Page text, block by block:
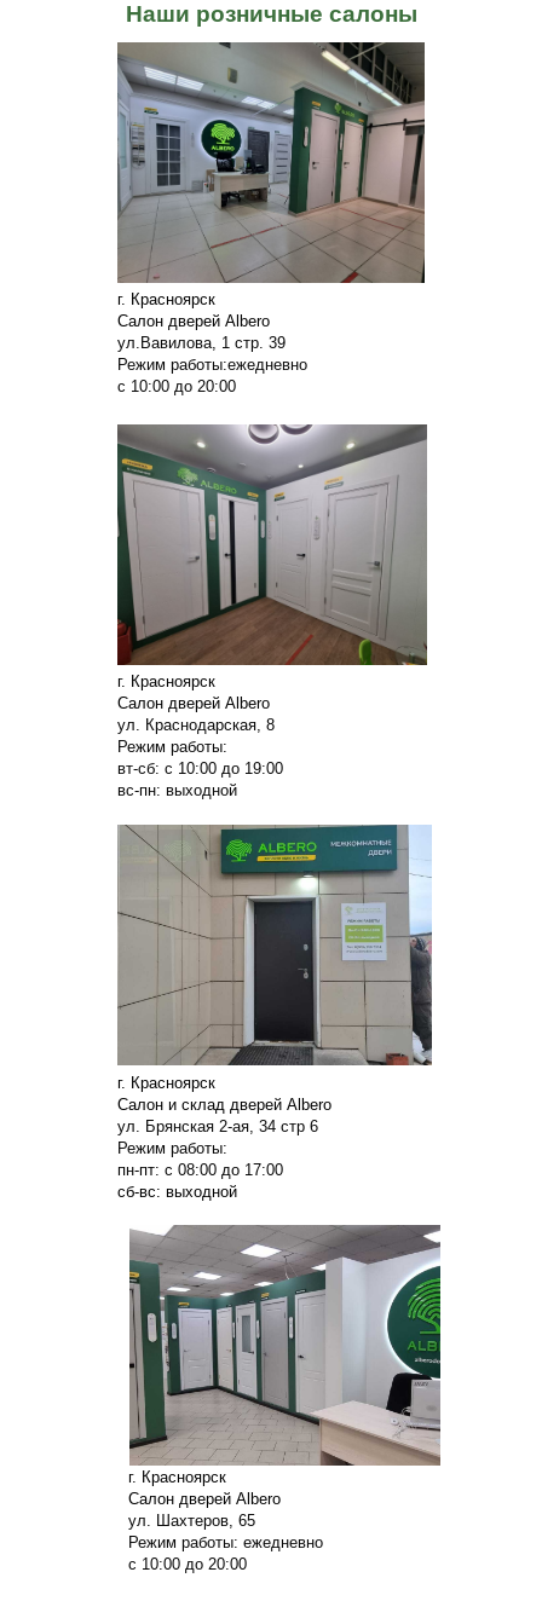
г. Красноярск
Салон дверей Albero
ул.Вавилова, 1 стр. 39
Режим работы:ежедневно
с 10:00 до 20:00
г. Красноярск
Салон дверей Albero
ул. Краснодарская, 8
Режим работы:
вт-сб: с 10:00 до 19:00
вс-пн: выходной
г. Красноярск
Салон и склад дверей Albero
ул. Брянская 2-ая, 34 стр 6
Режим работы:
пн-пт: с 08:00 до 17:00
сб-вс: выходной
г. Красноярск
Салон дверей Albero
ул. Шахтеров, 65
Режим работы: ежедневно
с 10:00 до 20:00
Наши розничные салоны